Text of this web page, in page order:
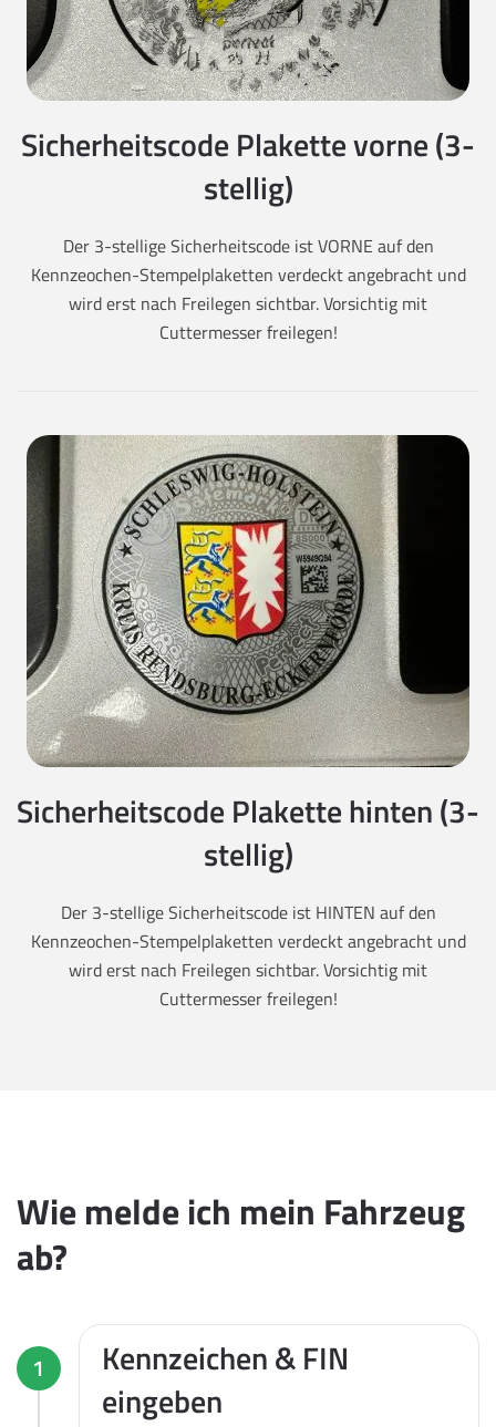
Sicherheitscode Plakette vorne (3-
stellig)
Der 3-stellige Sicherheitscode ist VORNE auf den
Kennzeochen-Stempelplaketten verdeckt angebracht und
wird erst nach Freilegen sichtbar. Vorsichtig mit
Cuttermesser freilegen!
Sicherheitscode Plakette hinten (3-
stellig)
Der 3-stellige Sicherheitscode ist HINTEN auf den
Kennzeochen-Stempelplaketten verdeckt angebracht und
wird erst nach Freilegen sichtbar. Vorsichtig mit
Cuttermesser freilegen!
Wie melde ich mein Fahrzeug
ab?
1
Kennzeichen & FIN
eingeben